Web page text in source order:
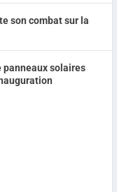
son combat sur la
panneaux solaires